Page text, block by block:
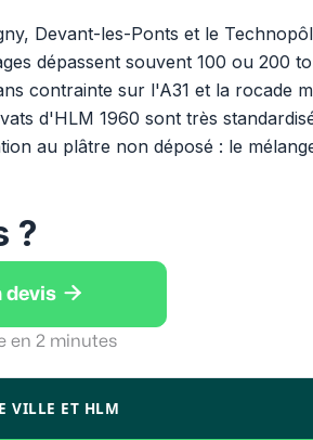
Devant-les-Ponts et le
dépassent souvent 100 ou 200
contrainte sur l'A31 et la rocade
d'HLM 1960 sont très
au plâtre non déposé : le
?
devis 
en 2 minutes
VILLE ET HLM